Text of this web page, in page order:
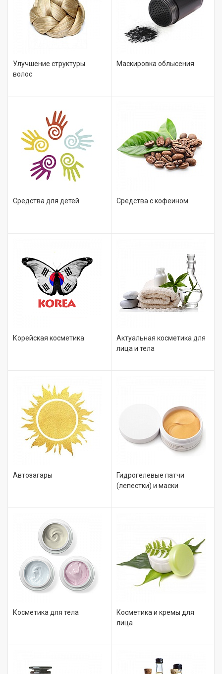
Улучшение структуры
волос
Маскировка облысения
Средства для детей Средства с кофеином
Корейская косметика
Актуальная косметика для
лица и тела
Автозагары
Гидрогелевые патчи
(лепестки) и маски
Косметика для тела
Косметика и кремы для
лица